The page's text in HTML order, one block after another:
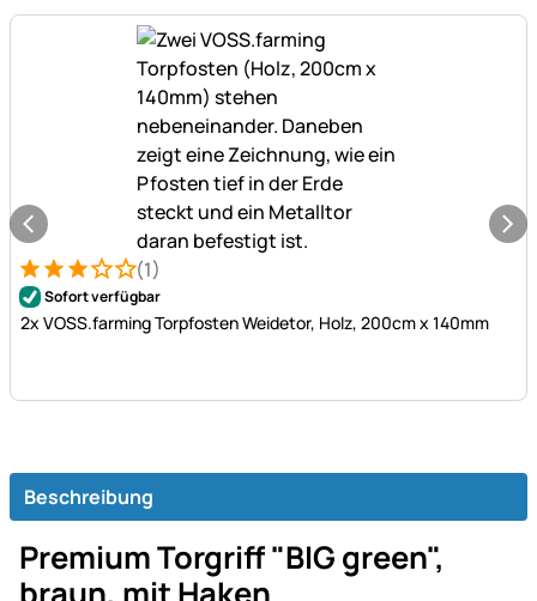
Bewertung: 3 von 5 (1 Bewertungen)
1 Bewertung(1)
Sofort verfügbar
2x VOSS.farming Torpfosten Weidetor, Holz, 200cm x 140mm
Beschreibung
Premium Torgriff "BIG green",